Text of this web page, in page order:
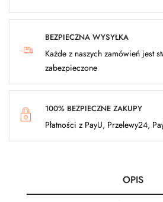
BEZPIECZNA WYSYŁKA
Każde z naszych zamówień jest
zabezpieczone
100% BEZPIECZNE ZAKUPY
Płatności z PayU, Przelewy24,
OPIS